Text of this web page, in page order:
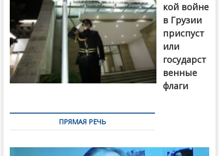
кой войне
в Грузии
приспуст
или
государст
венные
флаги
ПРЯМАЯ РЕЧЬ